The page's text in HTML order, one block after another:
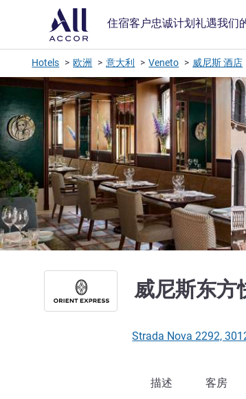
住宿客户忠诚计划礼遇我们
Hotels 欧洲 意大利 Veneto 威尼斯 酒店
威尼斯东
Strada Nova 2292,
描述 客房